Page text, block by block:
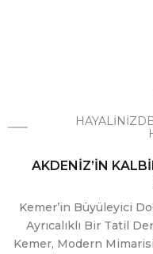
AKDENIZ’IN
Kemer’in Büyüleyici
Ayrıcalıklı Bir Tatil
Kemer, Modern